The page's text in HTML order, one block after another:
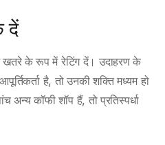
दें
खतरे के रूप में रेटिंग दें। उदाहरण के
है, तो उनकी शक्ति मध्यम हो
अन्य कॉफी शॉप हैं, तो प्रतिस्पर्धा